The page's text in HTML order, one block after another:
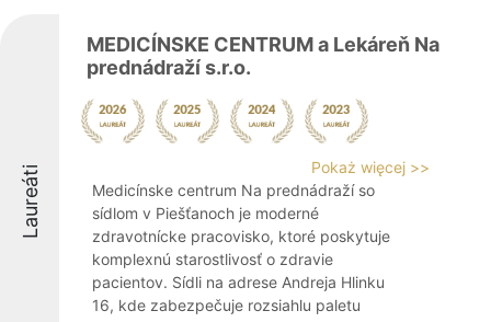
Laureáti
MEDICÍNSKE CENTRUM a Lekáreň Na
prednádraží s.r.o.
Pokaż więcej >>
Medicínske centrum Na prednádraží so
sídlom v Piešťanoch je moderné
zdravotnícke pracovisko, ktoré poskytuje
komplexnú starostlivosť o zdravie
pacientov. Sídli na adrese Andreja Hlinku
16, kde zabezpečuje rozsiahlu paletu